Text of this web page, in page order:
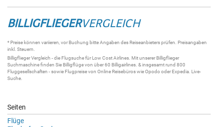
BILLIGFLIEGERVERGLEICH
* Preise können variieren, vor Buchung bitte Angaben des Reiseanbieters prüfen. Preisangaben
inkl. Steuern.
BilligfliegerVergleich - die Flugsuchefür Low Cost Airlines. Mit unsererBilligflieger
Suchmaschinefinden Sie Billigflügevon über 60 Billigairlines . & insgesamt rund 800
Fluggesellschaften - sowie Flugpreise von Online Reisebüros wie Opodo oder Expedia. Live-
Suche
Seiten
Flüge